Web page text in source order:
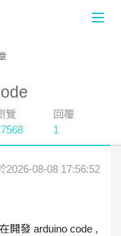
覽
回覆
1
2026-08-08 17:56:52
開發 arduino code ,